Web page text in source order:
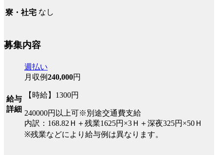
寮・社宅 なし
募集内容
給与
詳細
週払い
月収例240,000円
【時給】1300円
240000円以上可※別途交通費支給
内訳：168.82Ｈ＋残業1625円×3Ｈ＋深夜325円×50Ｈ
※残業などにより給与例は異なります。